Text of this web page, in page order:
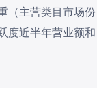
（主营类目市场份
度近半年营业额和